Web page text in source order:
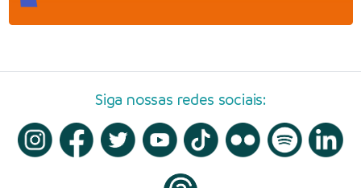
Siga nossas redes sociais: